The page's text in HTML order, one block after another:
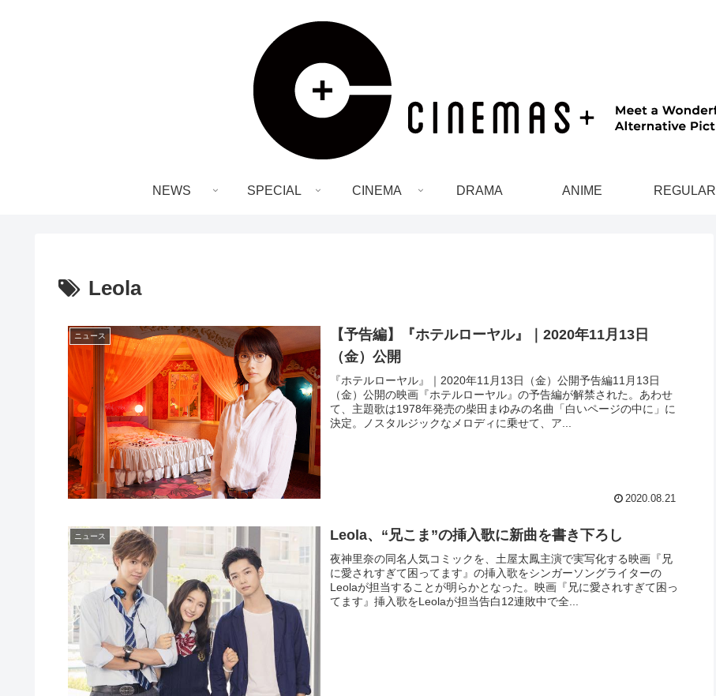
NEWS SPECIAL CINEMA DRAMA ANIME REGULAR
Leola
ニュース
【予告編】『ホテルローヤル』｜2020年11月13日
（金）公開
『ホテルローヤル』｜2020年11月13日（金）公開予告編11月13日
（金）公開の映画『ホテルローヤル』の予告編が解禁された。あわせ
て、主題歌は1978年発売の柴田まゆみの名曲「白いページの中に」に
決定。ノスタルジックなメロディに乗せて、ア...
2020.08.21
ニュース Leola、“兄こま”の挿入歌に新曲を書き下ろし
夜神里奈の同名人気コミックを、土屋太鳳主演で実写化する映画『兄
に愛されすぎて困ってます』の挿入歌をシンガーソングライターの
Leolaが担当することが明らかとなった。映画『兄に愛されすぎて困っ
てます』挿入歌をLeolaが担当告白12連敗中で全...